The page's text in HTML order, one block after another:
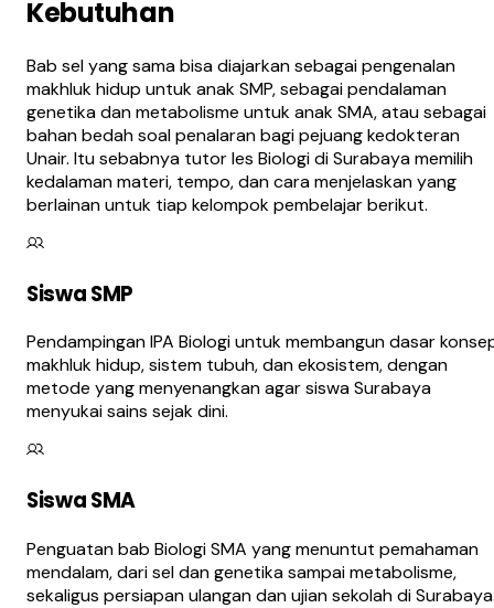
Kebutuhan
Bab sel yang sama bisa diajarkan sebagai pengenalan
makhluk hidup untuk anak SMP, sebagai pendalaman
genetika dan metabolisme untuk anak SMA, atau sebagai
bahan bedah soal penalaran bagi pejuang kedokteran
Unair. Itu sebabnya tutor les Biologi di Surabaya memilih
kedalaman materi, tempo, dan cara menjelaskan yang
berlainan untuk tiap kelompok pembelajar berikut.
Siswa SMP
Pendampingan IPA Biologi untuk membangun dasar
makhluk hidup, sistem tubuh, dan ekosistem, dengan
metode yang menyenangkan agar siswa Surabaya
menyukai sains sejak dini.
Siswa SMA
Penguatan bab Biologi SMA yang menuntut pemahaman
mendalam, dari sel dan genetika sampai metabolisme,
sekaligus persiapan ulangan dan ujian sekolah di